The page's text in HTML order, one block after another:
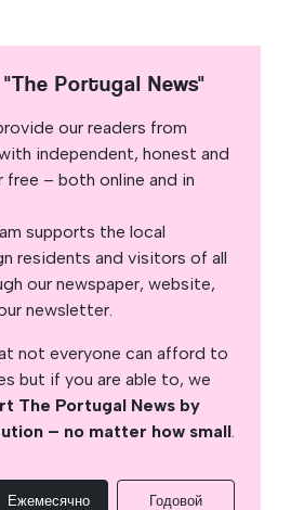
Portugal News"
our readers from
independent, honest and
free – both online and in
supports the local
residents and visitors of all
our newspaper, website,
newsletter.
not everyone can afford to
but if you are able to, we
The Portugal News by
– no matter how small.
Ежемесячно Годовой